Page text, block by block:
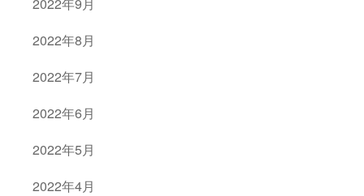
2022年8月
2022年7月
2022年6月
2022年5月
2022年4月